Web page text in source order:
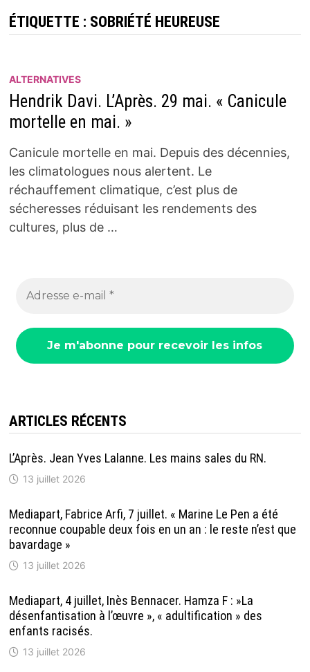
ÉTIQUETTE : SOBRIÉTÉ HEUREUSE
ALTERNATIVES
Hendrik Davi. L’Après. 29 mai. « Canicule
mortelle en mai. »
Canicule mortelle en mai. Depuis des décennies,
les climatologues nous alertent. Le
réchauffement climatique, c’est plus de
sécheresses réduisant les rendements des
cultures, plus de …
ARTICLES RÉCENTS
L’Après. Jean Yves Lalanne. Les mains sales du RN.
13 juillet 2026
Mediapart, Fabrice Arfi, 7 juillet. « Marine Le Pen a été
reconnue coupable deux fois en un an : le reste n’est que
bavardage »
13 juillet 2026
Mediapart, 4 juillet, Inès Bennacer. Hamza F : »La
désenfantisation à l’œuvre », « adultification » des
enfants racisés.
13 juillet 2026